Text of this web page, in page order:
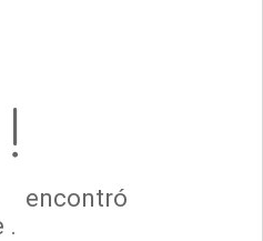
.